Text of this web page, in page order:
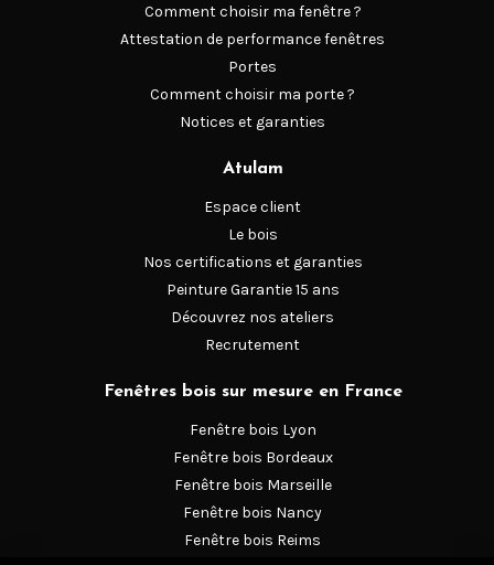
Comment choisir ma fenêtre ?
Attestation de performance fenêtres
Portes
Comment choisir ma porte ?
Notices et garanties
Atulam
Espace client
Le bois
Nos certifications et garanties
Peinture Garantie 15 ans
Découvrez nos ateliers
Recrutement
Fenêtres bois sur mesure en France
Fenêtre bois Lyon
Fenêtre bois Bordeaux
Fenêtre bois Marseille
Fenêtre bois Nancy
Fenêtre bois Reims